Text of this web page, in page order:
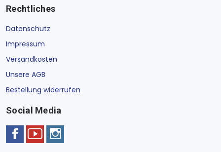
Rechtliches
Datenschutz
Impressum
Versandkosten
Unsere AGB
Bestellung widerrufen
Social Media